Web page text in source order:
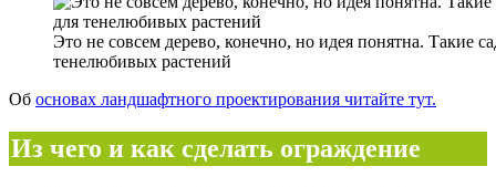
Это не совсем дерево, конечно, но идея понятна. Такие
тенелюбивых растений
Об основах ландшафтного проектирования читайте тут.
Из чего и как сделать ограждение